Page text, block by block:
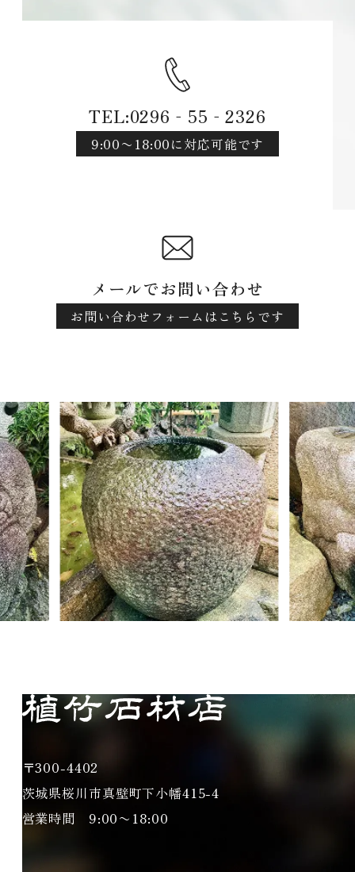
TEL:0296‐55‐2326
9:00〜18:00に対応可能です
メールでお問い合わせ
お問い合わせフォームはこちらです
〒300-4402
茨城県桜川市真壁町下小幡415-4
営業時間 9:00〜18:00